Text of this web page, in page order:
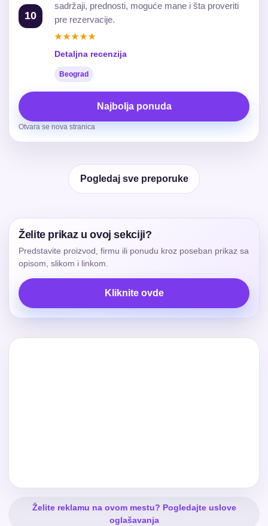
10
sadržaji, prednosti, moguće mane i šta proveriti
pre rezervacije.
★★★★★
Detaljna recenzija
Beograd
Najbolja ponuda
Otvara se nova stranica
Pogledaj sve preporuke
Želite prikaz u ovoj sekciji?
Predstavite proizvod, firmu ili ponudu kroz poseban prikaz sa
opisom, slikom i linkom.
Kliknite ovde
Želite reklamu na ovom mestu? Pogledajte uslove
oglašavanja